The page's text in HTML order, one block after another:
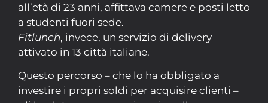
all’età di 23 anni, affittava camere e posti letto
a studenti fuori sede.
Fitlunch, invece, un servizio di delivery
attivato in 13 città italiane.
Questo percorso – che lo ha obbligato a
investire i propri soldi per acquisire clienti –